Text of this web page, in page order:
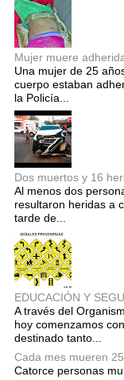
Mujer muere
Una mujer de 25
cuerpo estaban
la Policía...
Dos muertos y 16
Al menos dos
resultaron heridas a
tarde de...
EDUCACIÓN Y
A través del
hoy comenzamos
destinado tanto...
Cada mes mueren
Catorce personas